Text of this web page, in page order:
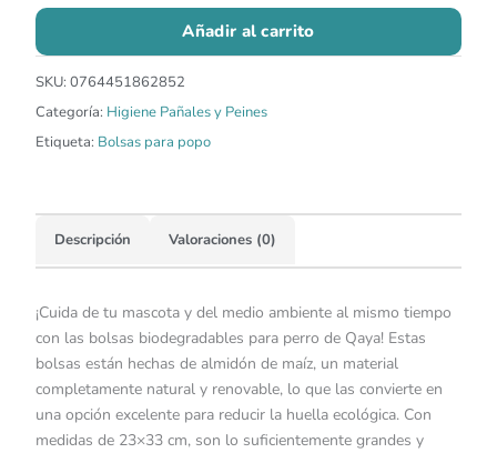
Añadir al carrito
SKU: 0764451862852
Categoría: Higiene Pañales y Peines
Etiqueta: Bolsas para popo
Descripción Valoraciones (0)
¡Cuida de tu mascota y del medio ambiente al mismo tiempo
con las bolsas biodegradables para perro de Qaya! Estas
bolsas están hechas de almidón de maíz, un material
completamente natural y renovable, lo que las convierte en
una opción excelente para reducir la huella ecológica. Con
medidas de 23×33 cm, son lo suficientemente grandes y